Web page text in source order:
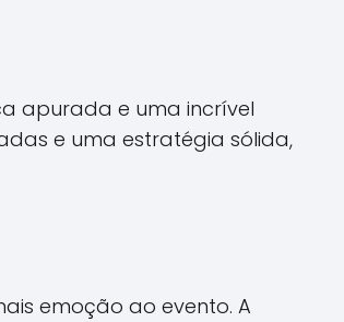
apurada e uma incrível
e uma estratégia sólida,
emoção ao evento. A